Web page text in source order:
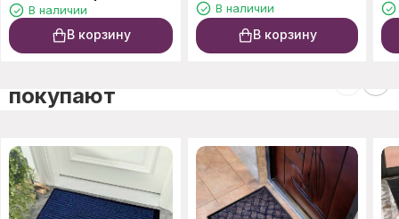
В наличии
В корзину
В наличии
В корзину
покупают